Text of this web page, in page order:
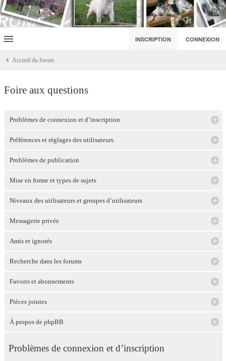
INSCRIPTION CONNEXION
Accueil du forum
Foire aux questions
Problèmes de connexion et d’inscription
Préférences et réglages des utilisateurs
Problèmes de publication
Mise en forme et types de sujets
Niveaux des utilisateurs et groupes d’utilisateurs
Messagerie privée
Amis et ignorés
Recherche dans les forums
Favoris et abonnements
Pièces jointes
À propos de phpBB
Problèmes de connexion et d’inscription